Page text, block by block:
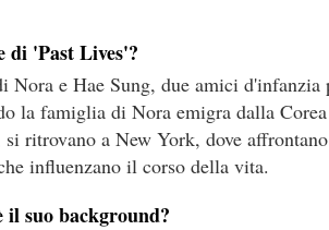
di 'Past Lives'?
Nora e Hae Sung, due amici d'infanzia
la famiglia di Nora emigra dalla
si ritrovano a New York, dove
influenzano il corso della vita.
il suo background?